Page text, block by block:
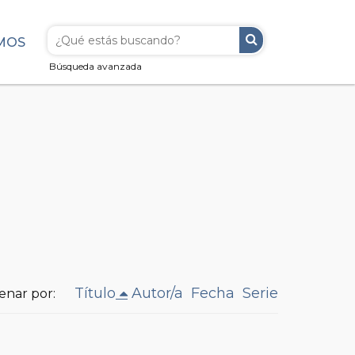
Búsqueda avanzada
por: Título Autor/a Fecha Serie